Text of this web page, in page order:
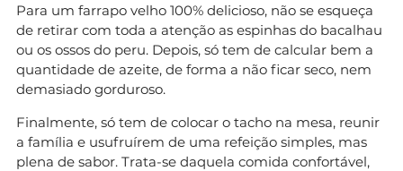
Para um farrapo velho 100% delicioso, não se esqueça
de retirar com toda a atenção as espinhas do bacalhau
ou os ossos do peru. Depois, só tem de calcular bem a
quantidade de azeite, de forma a não ficar seco, nem
demasiado gorduroso.
Finalmente, só tem de colocar o tacho na mesa, reunir
a família e usufruírem de uma refeição simples, mas
plena de sabor. Trata-se daquela comida confortável,